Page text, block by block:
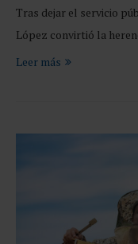
Tras dejar el servicio
López convirtió la
Leer más